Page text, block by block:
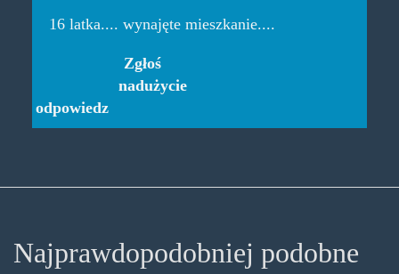
16 latka.... wynajęte mieszkanie....
odpowiedz
Zgłoś
nadużycie
Najprawdopodobniej podobne